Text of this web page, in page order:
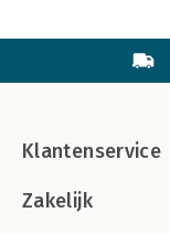
Klantenservice
Zakelijk